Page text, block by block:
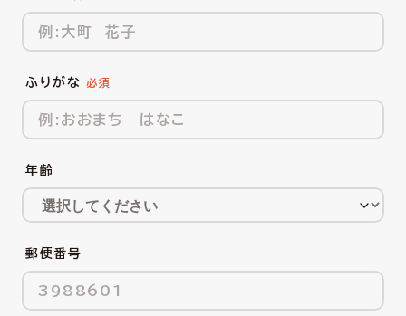
ふりがな
年齢
郵便番号